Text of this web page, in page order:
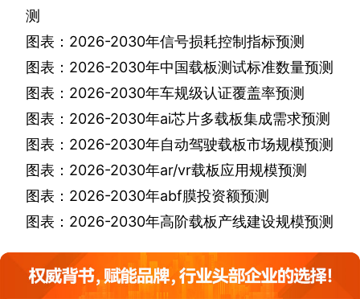
测
图表： 2026-2030年信号损耗控制指标预测
图表： 2026-2030年中国载板测试标准数量预测
图表： 2026-2030年车规级认证覆盖率预测
图表： 2026-2030年ai芯片多载板集成需求预测
图表： 2026-2030年自动驾驶载板市场规模预测
图表： 2026-2030年ar/vr载板应用规模预测
图表： 2026-2030年abf膜投资额预测
图表： 2026-2030年高阶载板产线建设规模预测